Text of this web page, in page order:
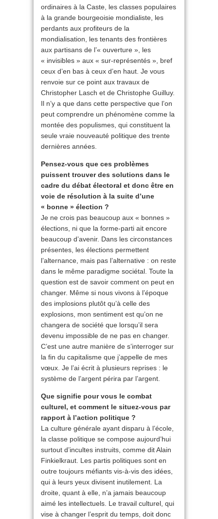
ordinaires à la Caste, les classes populaires
à la grande bourgeoisie mondialiste, les
perdants aux profiteurs de la
mondialisation, les tenants des frontières
aux partisans de l’« ouverture », les
« invisibles » aux « sur-représentés », bref
ceux d’en bas à ceux d’en haut. Je vous
renvoie sur ce point aux travaux de
Christopher Lasch et de Christophe Guilluy.
Il n’y a que dans cette perspective que l’on
peut comprendre un phénomène comme la
montée des populismes, qui constituent la
seule vraie nouveauté politique des trente
dernières années.
Pensez-vous que ces problèmes
puissent trouver des solutions dans le
cadre du débat électoral et donc être en
voie de résolution à la suite d’une
« bonne » élection ?
Je ne crois pas beaucoup aux « bonnes »
élections, ni que la forme-parti ait encore
beaucoup d’avenir. Dans les circonstances
présentes, les élections permettent
l’alternance, mais pas l’alternative : on reste
dans le même paradigme sociétal. Toute la
question est de savoir comment on peut en
changer. Même si nous vivons à l’époque
des implosions plutôt qu’à celle des
explosions, mon sentiment est qu’on ne
changera de société que lorsqu’il sera
devenu impossible de ne pas en changer.
C’est une autre manière de s’interroger sur
la fin du capitalisme que j’appelle de mes
vœux. Je l’ai écrit à plusieurs reprises : le
système de l’argent périra par l’argent.
Que signifie pour vous le combat
culturel, et comment le situez-vous par
rapport à l’action politique ?
La culture générale ayant disparu à l’école,
la classe politique se compose aujourd’hui
surtout d’incultes instruits, comme dit Alain
Finkielkraut. Les partis politiques sont en
outre toujours méfiants vis-à-vis des idées,
qui à leurs yeux divisent inutilement. La
droite, quant à elle, n’a jamais beaucoup
aimé les intellectuels. Le travail culturel, qui
vise à changer l’esprit du temps, doit donc